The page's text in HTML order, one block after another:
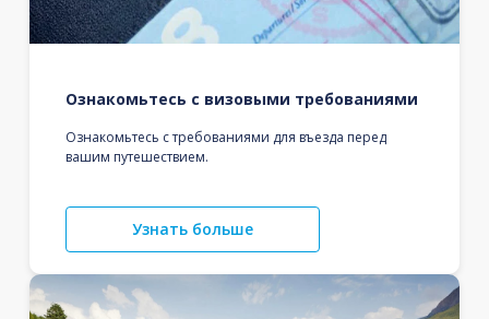
Ознакомьтесь с визовыми требованиями
Ознакомьтесь с требованиями для въезда перед
вашим путешествием.
Узнать больше